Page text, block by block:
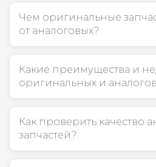
Чем оригинальные
от аналоговых?
Какие преимущества и
оригинальных и
Как проверить качество
запчастей?